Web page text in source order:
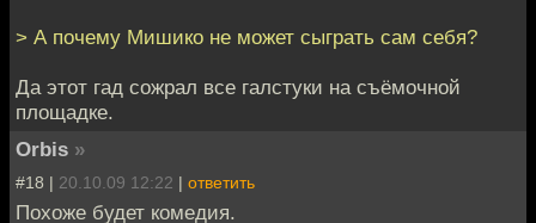
> А почему Мишико не может сыграть сам себя?
Да этот гад сожрал все галстуки на съёмочной
площадке.
Orbis »
#18 | 20.10.09 12:22 | ответить
Похоже будет комедия.